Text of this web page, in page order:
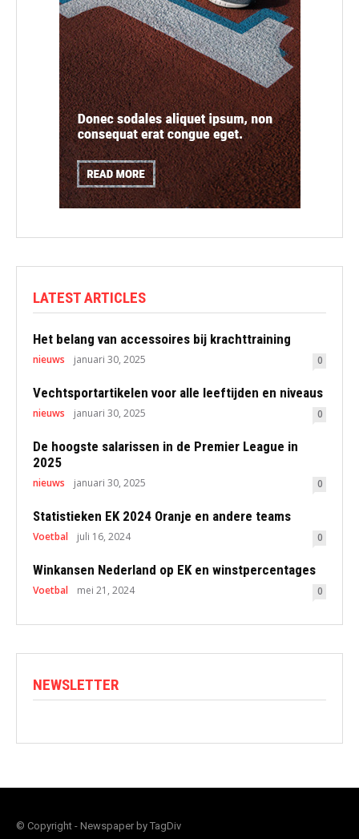
LATEST ARTICLES
Het belang van accessoires bij krachttraining
nieuws januari 30, 2025 0
Vechtsportartikelen voor alle leeftijden en niveaus
nieuws januari 30, 2025 0
De hoogste salarissen in de Premier League in
2025
nieuws januari 30, 2025 0
Statistieken EK 2024 Oranje en andere teams
Voetbal juli 16, 2024 0
Winkansen Nederland op EK en winstpercentages
Voetbal mei 21, 2024 0
NEWSLETTER
© Copyright - Newspaper by TagDiv